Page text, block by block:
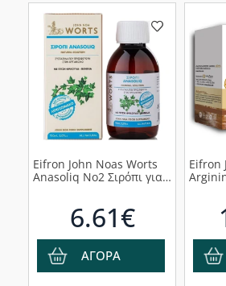
Eifron John Noas Worts
Anasoliq No2 Σιρόπι για
6.61€
ΑΓΟΡΑ
Eifron